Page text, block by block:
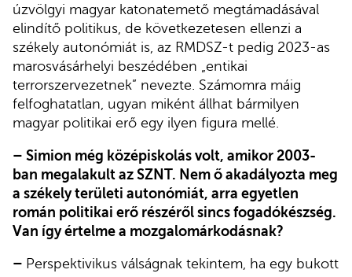
úzvölgyi magyar katonatemető megtámadásával
elindítő politikus, de következetesen ellenzi a
székely autonómiát is, az RMDSZ-t pedig 2023-as
marosvásárhelyi beszédében „entikai
terrorszervezetnek” nevezte. Számomra máig
felfoghatatlan, ugyan miként állhat bármilyen
magyar politikai erő egy ilyen figura mellé.
– Simion még középiskolás volt, amikor 2003-
ban megalakult az SZNT. Nem ő akadályozta meg
a székely területi autonómiát, arra egyetlen
román politikai erő részéről sincs fogadókészség.
Van így értelme a mozgalomárkodásnak?
– Perspektivikus válságnak tekintem, ha egy bukott